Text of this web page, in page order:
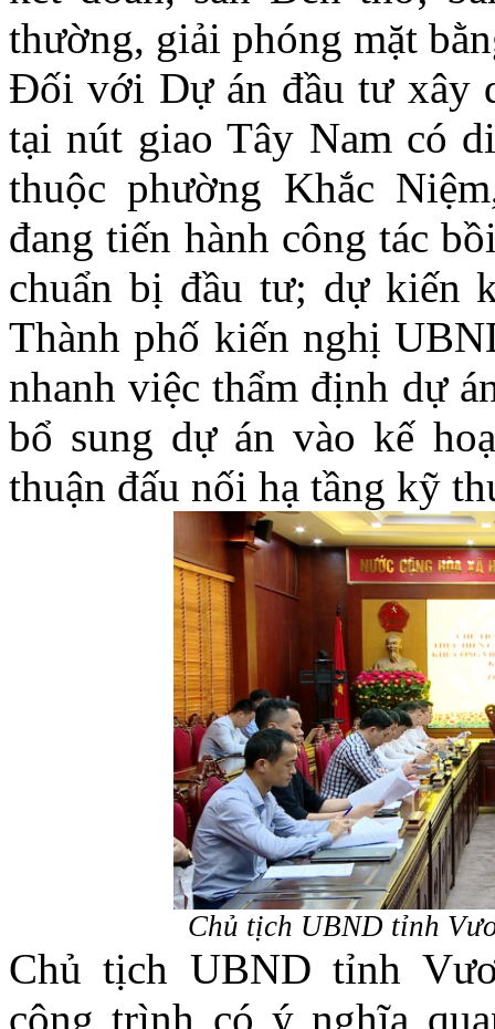
thường, giải phóng mặt
Đối với Dự án đầu tư xây
tại nút giao Tây Nam có
thuộc phường Khắc
đang tiến hành công tác
chuẩn bị đầu tư; dự kiến
Thành phố kiến nghị
nhanh việc thẩm định dự
bổ sung dự án vào kế
thuận đấu nối hạ tầng kỹ
Chủ tịch UBND tỉnh
Chủ tịch UBND tỉnh
công trình có ý nghĩa